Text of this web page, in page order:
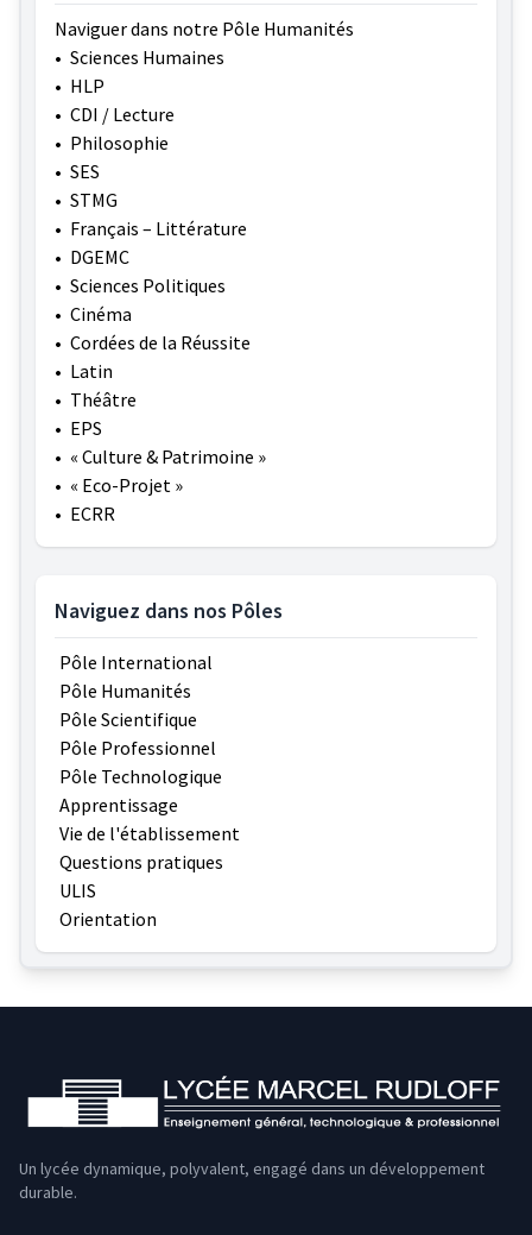
Naviguer dans notre Pôle Humanités
• Sciences Humaines
• HLP
• CDI / Lecture
• Philosophie
• SES
• STMG
• Français – Littérature
• DGEMC
• Sciences Politiques
• Cinéma
• Cordées de la Réussite
• Latin
• Théâtre
• EPS
• « Culture & Patrimoine »
• « Eco-Projet »
• ECRR
Naviguez dans nos Pôles
Pôle International
Pôle Humanités
Pôle Scientifique
Pôle Professionnel
Pôle Technologique
Apprentissage
Vie de l'établissement
Questions pratiques
ULIS
Orientation
Un lycée dynamique, polyvalent, engagé dans un développement
durable.